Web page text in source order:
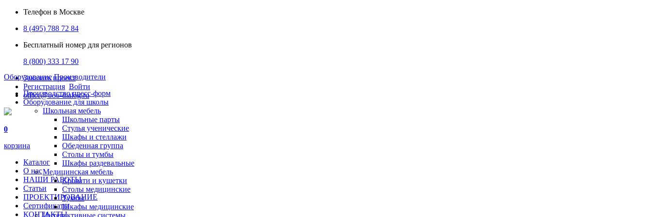
Телефон в Москве
8 (495) 788 72 84
Бесплатный номер для регионов
8 (800) 333 17 90
Заказать проект
Регистрация Войти
office@ooo-dialog.ru
0
корзина
Каталог
О нас
НАШИ РАБОТЫ
Статьи
ПРОЕКТИРОВАНИЕ
Сертификаты
КОНТАКТЫ
Оборудование Производители
Производство пресс-форм
Оборудование для школы
Школьная мебель
Школьные парты
Стулья ученические
Шкафы и стеллажи
Обеденная группа
Столы и тумбы
Шкафы раздевальные
Медицинская мебель
Кровати и кушетки
Столы медицинские
Тумбы
Шкафы медицинские
Интерактивные системы